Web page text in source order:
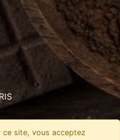
ce site, vous acceptez